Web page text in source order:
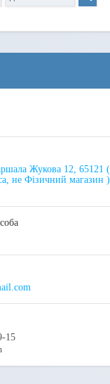
Жукова 12, 65121 (
не Фізичний магазин
15